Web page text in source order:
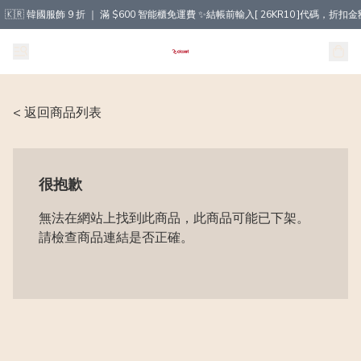
🇰🇷 韓國服飾 9 折 ｜ 滿 $600 智能櫃免運費 ✨結帳前輸入[ 26KR10 ]代碼，折扣金
< 返回商品列表
很抱歉
無法在網站上找到此商品，此商品可能已下架。
請檢查商品連結是否正確。